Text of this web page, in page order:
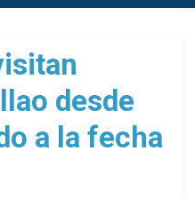
desde
a la fecha